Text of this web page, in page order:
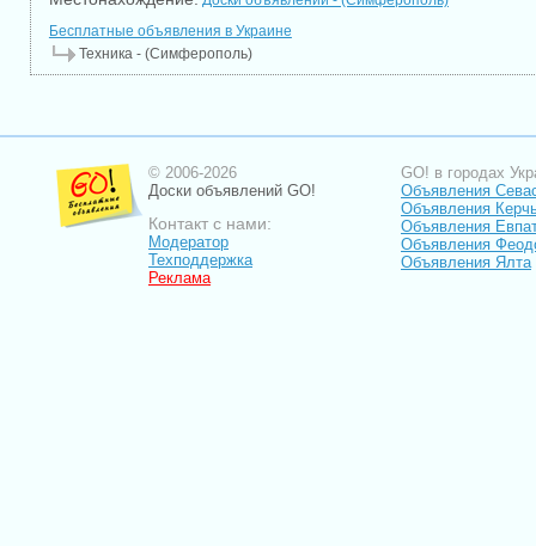
Бесплатные объявления в Украине
Техника - (Симферополь)
© 2006-2026
Доски объявлений GO!
Контакт с нами:
Модератор
Техподдержка
Реклама
GO! в городах
Объявления
Объявления
Объявления
Объявления
Объявления Ялта